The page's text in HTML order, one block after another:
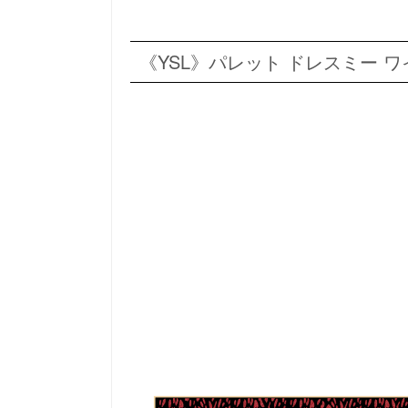
《YSL》パレット ドレスミー